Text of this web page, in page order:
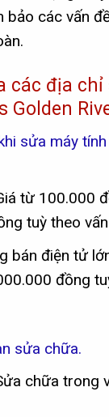
bảo các vấn
các địa
Golden
sửa máy
từ 100.000
tuỳ theo
bán điện tử
đồng
sửa chữa.
chữa trong